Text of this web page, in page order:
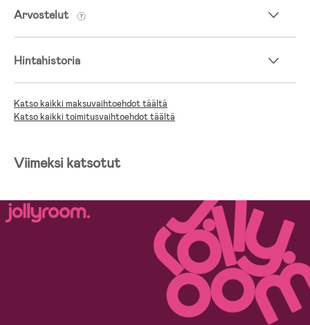
Arvostelut
Hintahistoria
Katso kaikki maksuvaihtoehdot täältä
Katso kaikki toimitusvaihtoehdot täältä
Viimeksi katsotut